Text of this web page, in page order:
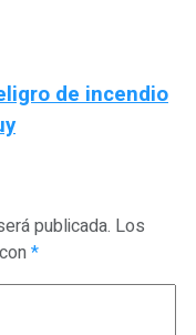
de incendio
publicada. Los
*